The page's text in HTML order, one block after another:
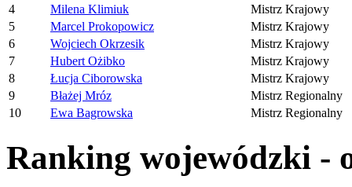
4
Milena Klimiuk
Mistrz Krajowy
5
Marcel Prokopowicz
Mistrz Krajowy
6
Wojciech Okrzesik
Mistrz Krajowy
7
Hubert Ożibko
Mistrz Krajowy
8
Łucja Ciborowska
Mistrz Krajowy
9
Błażej Mróz
Mistrz Regionalny
10
Ewa Bagrowska Mistrz Regionalny
Ranking wojewódzki -